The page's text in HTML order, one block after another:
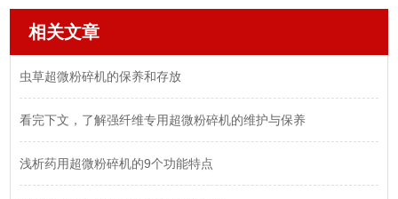
相关文章
虫草超微粉碎机的保养和存放
看完下文，了解强纤维专用超微粉碎机的维护与保养
浅析药用超微粉碎机的9个功能特点